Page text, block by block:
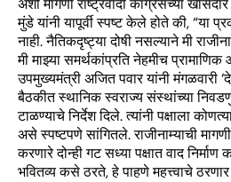
अशी मागणी राष्ट्रवादी काँग्रेसच्या
मुंडे यांनी यापूर्वी स्पष्ट केले होते की, “या
नाही. नैतिकदृष्ट्या दोषी नसल्याने मी
मी माझ्या समर्थकांप्रति नेहमीच प्रामाणिक
उपमुख्यमंत्री अजित पवार यांनी मंगळवारी
बैठकीत स्थानिक स्वराज्य संस्थांच्या
टाळण्याचे निर्देश दिले. त्यांनी पक्षाला
असे स्पष्टपणे सांगितले. राजीनाम्याची
करणारे दोन्ही गट सध्या पक्षात वाद
भवितव्य कसे ठरते, हे पाहणे महत्त्वाचे